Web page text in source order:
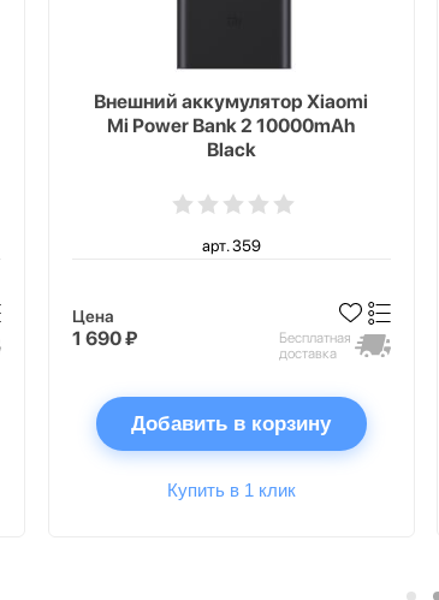
Внешний аккумулятор Xiaomi
Mi Power Bank 2 10000mAh
Black
арт. 359
Цена
1 690 ₽
Бесплатная
доставка
Добавить в корзину
Купить в 1 клик